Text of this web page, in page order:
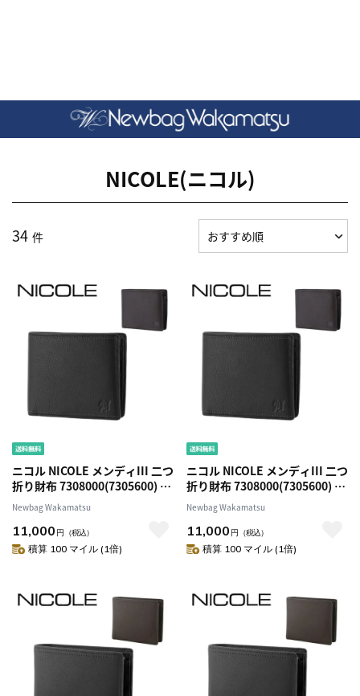
NICOLE(ニコル)
34 件
ニコル NICOLE メンディIII 二つ
折り財布 7308000(7305600) 1.
ブラック 10x10 メンズ
Newbag Wakamatsu
11,000 円 （税込）
積算 100 マイル (1倍)
ニコル NICOLE メンディIII 二つ
折り財布 7308000(7305600) 2.
チョコ 41x41 メンズ
Newbag Wakamatsu
11,000 円 （税込）
積算 100 マイル (1倍)